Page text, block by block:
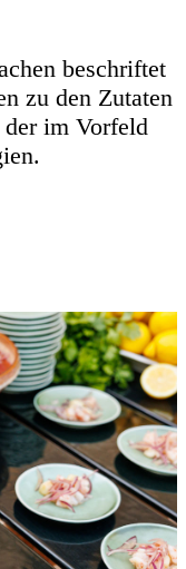
beschriftet
zu den Zutaten
im Vorfeld